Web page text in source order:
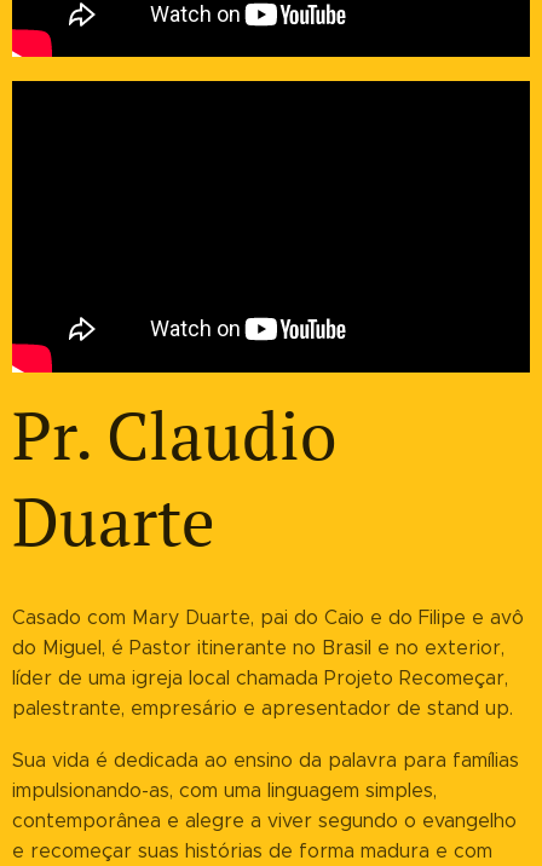
Pr. Claudio
Duarte
Casado com Mary Duarte, pai do Caio e do Filipe e avô
do Miguel, é Pastor itinerante no Brasil e no exterior,
líder de uma igreja local chamada Projeto Recomeçar,
palestrante, empresário e apresentador de stand up.
Sua vida é dedicada ao ensino da palavra para famílias
impulsionando-as, com uma linguagem simples,
contemporânea e alegre a viver segundo o evangelho
e recomeçar suas histórias de forma madura e com